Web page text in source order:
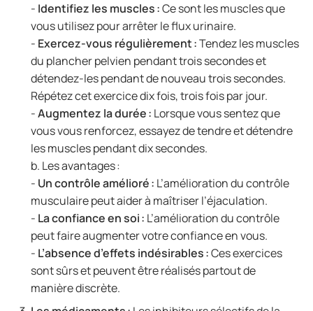
- Identifiez les muscles :Ce sont les muscles que
vous utilisez pour arrêter le flux urinaire.
- Exercez-vous régulièrement :Tendez les muscles
du plancher pelvien pendant trois secondes et
détendez-les pendant de nouveau trois secondes.
Répétez cet exercice dix fois, trois fois par jour.
-Augmentez la durée : Lorsque vous sentez que
vous vous renforcez, essayez de tendre et détendre
les muscles pendant dix secondes.
b. Les avantages :
- Un contrôle amélioré : L’amélioration du contrôle
musculaire peut aider à maîtriser l’éjaculation.
- La confiance en soi : L’amélioration du contrôle
peut faire augmenter votre confiance en vous.
- L’absence d’effets indésirables :Ces exercices
sont sûrs et peuvent être réalisés partout de
manière discrète.